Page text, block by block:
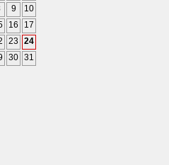
9
10
16
17
23
24
30 31